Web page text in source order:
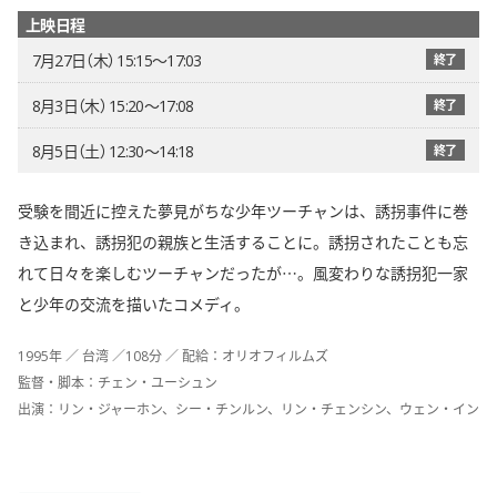
上映日程
7月27日（木） 15:15〜17:03
終了
8月3日（木） 15:20〜17:08 終了
8月5日（土） 12:30〜14:18 終了
受験を間近に控えた夢見がちな少年ツーチャンは、誘拐事件に巻
き込まれ、誘拐犯の親族と生活することに。誘拐されたことも忘
れて日々を楽しむツーチャンだったが…。風変わりな誘拐犯一家
と少年の交流を描いたコメディ。
1995年 ／ 台湾 ／108分 ／ 配給：オリオフィルムズ
監督・脚本：チェン・ユーシュン
出演：リン・ジャーホン、シー・チンルン、リン・チェンシン、ウェン・イン